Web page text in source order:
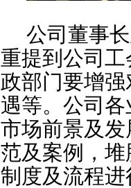
公司董事
重提到公司
政部门要增
遇等。公司
市场前景及
范及案例，
制度及流程